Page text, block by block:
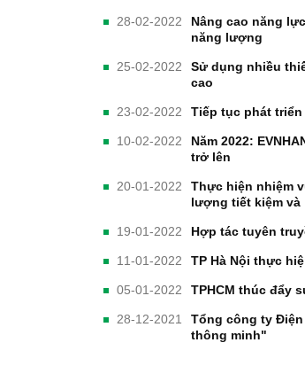
28-02-2022
Nâng cao năng
năng lượng
25-02-2022
Sử dụng nhiều
cao
23-02-2022 Tiếp tục phát
10-02-2022
Năm 2022:
trở lên
20-01-2022
Thực hiện nhiệm
lượng tiết kiệm và
19-01-2022 Hợp tác tuyên
11-01-2022 TP Hà Nội thực
05-01-2022 TPHCM thúc đẩy
28-12-2021
Tổng công ty
thông minh"